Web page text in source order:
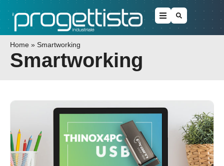
Home » Smartworking
Smartworking